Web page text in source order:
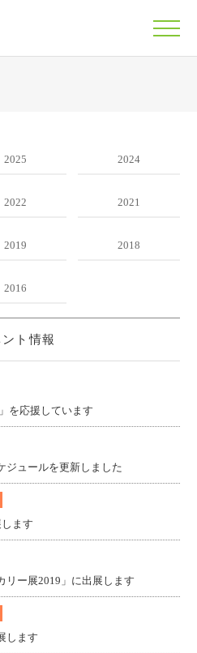
2025 2024
2022 2021
2019 2018
2016
ト情報
を応援しています
ジュールを更新しました
ます
リー展2019」に出展します
します